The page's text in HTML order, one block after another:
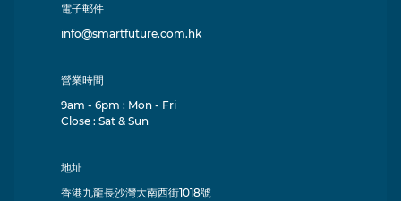
電子郵件
info@smartfuture.com.hk
營業時間
9am - 6pm : Mon - Fri
Close : Sat & Sun
地址
香港九龍長沙灣大南西街1018號